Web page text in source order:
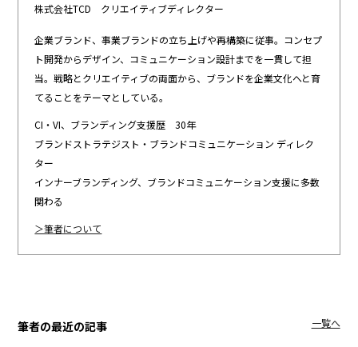
株式会社TCD クリエイティブディレクター
企業ブランド、事業ブランドの立ち上げや再構築に従事。コンセプ
ト開発からデザイン、コミュニケーション設計までを一貫して担
当。戦略とクリエイティブの両面から、ブランドを企業文化へと育
てることをテーマとしている。
CI・VI、ブランディング支援歴 30年
ブランドストラテジスト・ブランドコミュニケーション ディレク
ター
インナーブランディング、ブランドコミュニケーション支援に多数
関わる
＞筆者について
筆者の最近の記事 一覧へ